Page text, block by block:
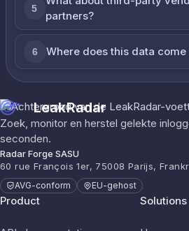
5
partners?
6 Where does this data
LeakRadar
Zoek, monitor en herstel gelekte
seconden.
Radar Forge SASU
60 rue François 1er, 75008 Parijs,
AVG-conform EU-gehost
Product Solutions